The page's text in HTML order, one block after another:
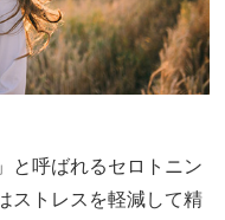
と呼ばれるセロトニン
ストレスを軽減して精